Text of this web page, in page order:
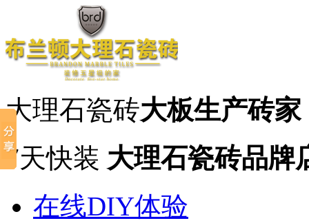
大理石瓷砖大板生产砖家
7天快装 大理石瓷砖品牌
在线DIY体验